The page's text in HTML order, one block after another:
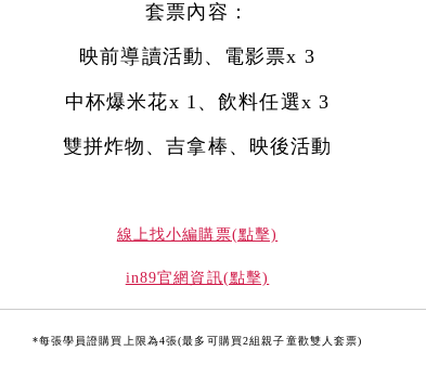
套票內容：
映前導讀活動、電影票x 3
中杯爆米花x 1、飲料任選x 3
雙拼炸物、吉拿棒、映後活動
線上找小編購票(點擊)
in89官網資訊(點擊)
*每張學員證購買上限為4張(最多可購買2組親子童歡雙人套票)